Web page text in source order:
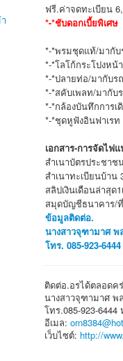
ฟรี.ค่าจดทะเบียน
*-*ชับดอกเบี้ยพิเศษ
*-*พรมชุดแท้/มากับ
*-*โลโก้กระโปงหน้
*-*ปลายท่อ/มากับรถ
*-*สคับเพลท/มากับ
*-*กล้องบันทึกการ
*-*ชุดหูฟังอินฟาเร
เอกสาร-การจัดไฟ
สำเนาบัตรประชาช
สำเนาทะเบียนบ้าน
สลิปเงินเดือนล่าสุด
สมุดบัญชีธนาคาร/
ข้อมูลติดต่อ.
นางสาวจุฑามาศ พ
โทร. 085-923-
ติดต่อ.อรได้ตลอดค
นางสาวจุฑามาศ พ
โทร.085-923-
อีเมล:
เว็บไซต์: http://